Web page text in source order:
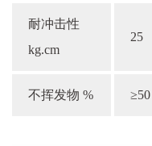
耐冲击性
kg.cm
25
不挥发物 % ≥50